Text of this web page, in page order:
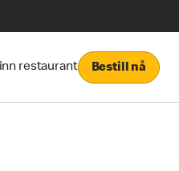
restaurant Bestill nå